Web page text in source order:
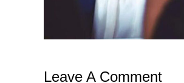
Leave A Comment